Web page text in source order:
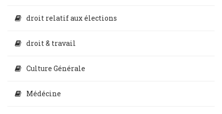
droit relatif aux élections
droit & travail
Culture Générale
Médécine